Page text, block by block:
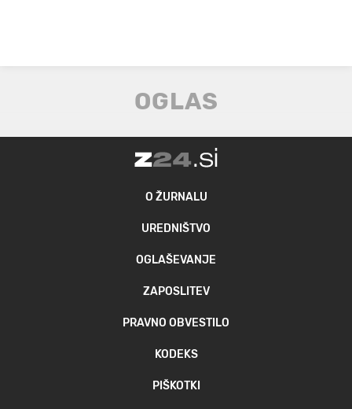
O ŽURNALU
UREDNIŠTVO
OGLAŠEVANJE
ZAPOSLITEV
PRAVNO OBVESTILO
KODEKS
PIŠKOTKI